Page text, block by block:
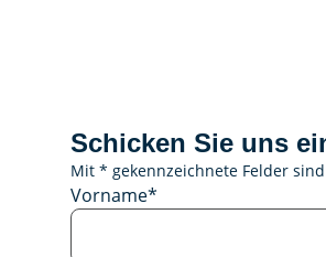
Schicken Sie uns
Mit * gekennzeichnete Felder
Vorname*